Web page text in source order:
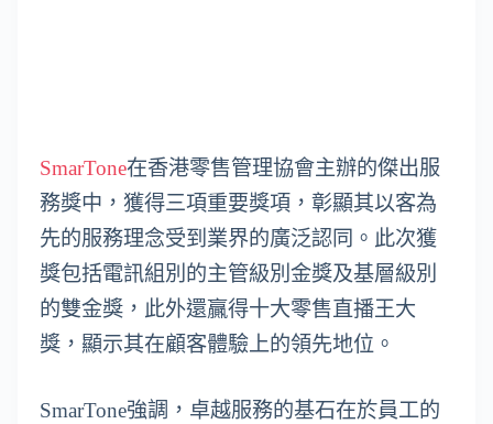
SmarTone在香港零售管理協會主辦的傑出服
務獎中，獲得三項重要獎項，彰顯其以客為
先的服務理念受到業界的廣泛認同。此次獲
獎包括電訊組別的主管級別金獎及基層級別
的雙金獎，此外還贏得十大零售直播王大
獎，顯示其在顧客體驗上的領先地位。
SmarTone強調，卓越服務的基石在於員工的